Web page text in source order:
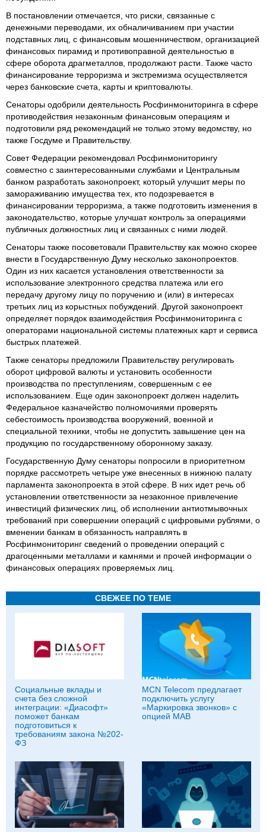
В постановлении отмечается, что риски, связанные с
денежными переводами, их обналичиванием при участии
подставных лиц, с финансовым мошенничеством, организацией
финансовых пирамид и противоправной деятельностью в
сфере оборота драгметаллов, продолжают расти. Также часто
финансирование терроризма и экстремизма осуществляется
через банковские счета, карты и криптовалюты.
Сенаторы одобрили деятельность Росфинмониторинга в сфере
противодействия незаконным финансовым операциям и
подготовили ряд рекомендаций не только этому ведомству, но
также Госдуме и Правительству.
Совет Федерации рекомендовал Росфинмониторингу
совместно с заинтересованными службами и Центральным
банком разработать законопроект, который улучшит меры по
замораживанию имущества тех, кто подозревается в
финансировании терроризма, а также подготовить изменения в
законодательство, которые улучшат контроль за операциями
публичных должностных лиц и связанных с ними людей.
Сенаторы также посоветовали Правительству как можно скорее
внести в Государственную Думу несколько законопроектов.
Один из них касается установления ответственности за
использование электронного средства платежа или его
передачу другому лицу по поручению и (или) в интересах
третьих лиц из корыстных побуждений. Другой законопроект
определяет порядок взаимодействия Росфинмониторинга с
операторами национальной системы платежных карт и сервиса
быстрых платежей.
Также сенаторы предложили Правительству регулировать
оборот цифровой валюты и установить особенности
производства по преступлениям, совершенным с ее
использованием. Еще один законопроект должен наделить
Федеральное казначейство полномочиями проверять
себестоимость производства вооружений, военной и
специальной техники, чтобы не допустить завышение цен на
продукцию по государственному оборонному заказу.
Государственную Думу сенаторы попросили в приоритетном
порядке рассмотреть четыре уже внесенных в нижнюю палату
парламента законопроекта в этой сфере. В них идет речь об
установлении ответственности за незаконное привлечение
инвестиций физических лиц, об исполнении антиотмывочных
требований при совершении операций с цифровыми рублями, о
вменении банкам в обязанность направлять в
Росфинмониторинг сведений о проведении операций с
драгоценными металлами и камнями и прочей информации о
финансовых операциях проверяемых лиц.
СВЕЖЕЕ ПО ТЕМЕ
Социальные вклады и
счета без сложной
интеграции: «Диасофт»
поможет банкам
подготовиться к
требованиям закона №202-
ФЗ
MCN Telecom предлагает
подключить услугу
«Маркировка звонков» с
опцией МАВ